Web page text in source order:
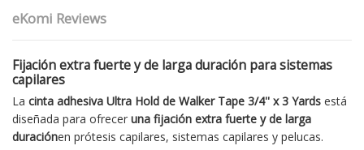
eKomi Reviews
Fijación extra fuerte y de larga duración para sistemas
capilares
La cinta adhesiva Ultra Hold de Walker Tape 3/4'' x 3 Yards está
diseñada para ofrecer una fijación extra fuerte y de larga
duraciónen prótesis capilares, sistemas capilares y pelucas.